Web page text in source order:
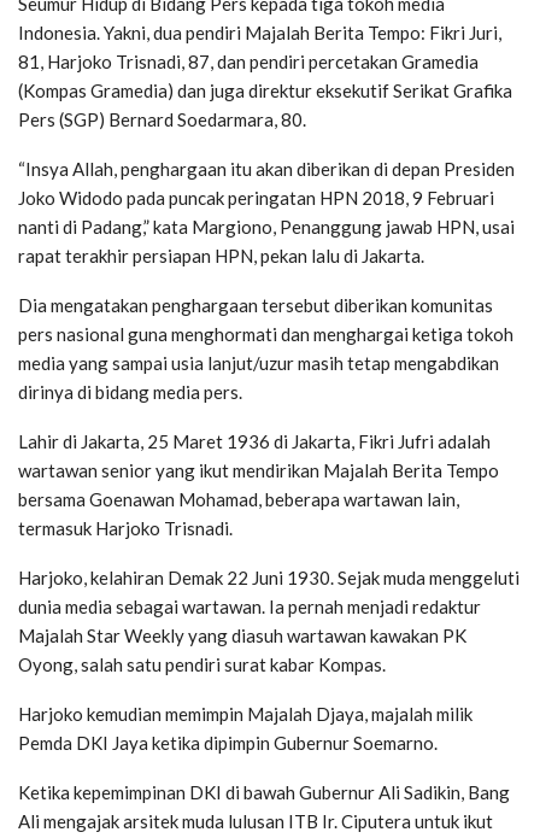
Indonesia. Yakni, dua pendiri Majalah Berita Tempo: Fikri Juri,
81, Harjoko Trisnadi, 87, dan pendiri percetakan Gramedia
(Kompas Gramedia) dan juga direktur eksekutif Serikat Grafika
Pers (SGP) Bernard Soedarmara, 80.
“Insya Allah, penghargaan itu akan diberikan di depan Presiden
Joko Widodo pada puncak peringatan HPN 2018, 9 Februari
nanti di Padang,” kata Margiono, Penanggung jawab HPN, usai
rapat terakhir persiapan HPN, pekan lalu di Jakarta.
Dia mengatakan penghargaan tersebut diberikan komunitas
pers nasional guna menghormati dan menghargai ketiga tokoh
media yang sampai usia lanjut/uzur masih tetap mengabdikan
dirinya di bidang media pers.
Lahir di Jakarta, 25 Maret 1936 di Jakarta, Fikri Jufri adalah
wartawan senior yang ikut mendirikan Majalah Berita Tempo
bersama Goenawan Mohamad, beberapa wartawan lain,
termasuk Harjoko Trisnadi.
Harjoko, kelahiran Demak 22 Juni 1930. Sejak muda menggeluti
dunia media sebagai wartawan. Ia pernah menjadi redaktur
Majalah Star Weekly yang diasuh wartawan kawakan PK
Oyong, salah satu pendiri surat kabar Kompas.
Harjoko kemudian memimpin Majalah Djaya, majalah milik
Pemda DKI Jaya ketika dipimpin Gubernur Soemarno.
Ketika kepemimpinan DKI di bawah Gubernur Ali Sadikin, Bang
Ali mengajak arsitek muda lulusan ITB Ir. Ciputera untuk ikut